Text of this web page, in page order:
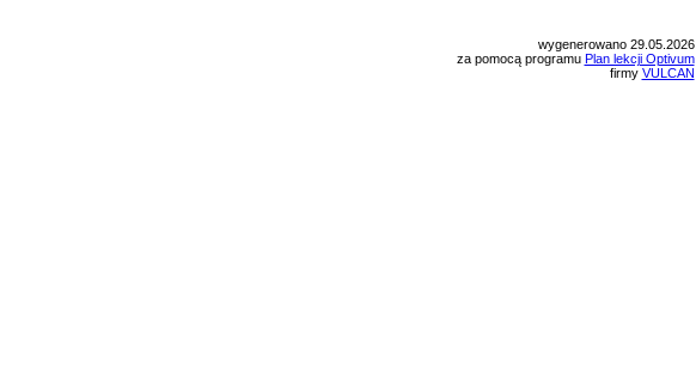
wygenerowano 29.05.2026
za pomocą programu Plan lekcji Optivum
firmy VULCAN